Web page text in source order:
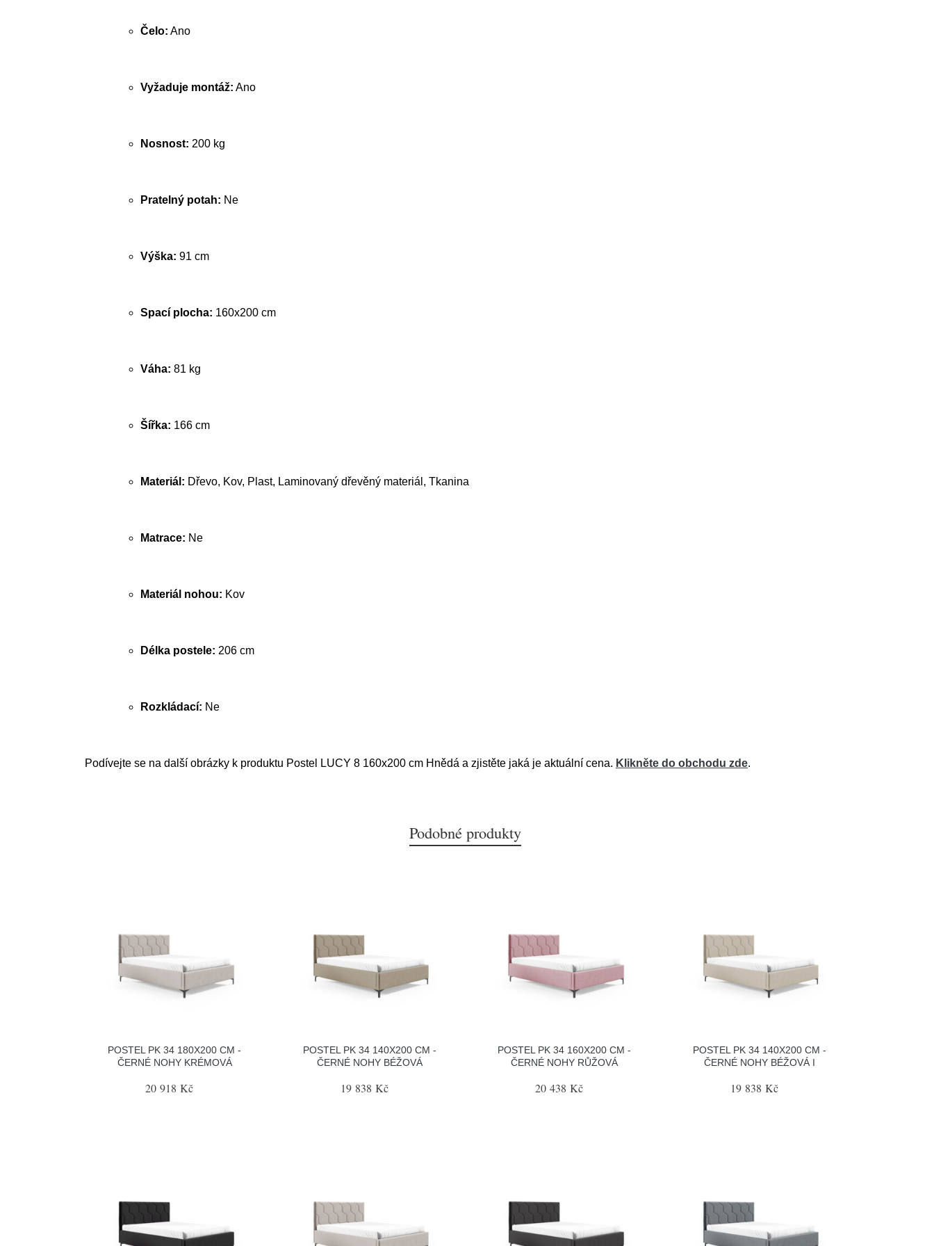
Čelo: Ano
Vyžaduje montáž: Ano
Nosnost: 200 kg
Pratelný potah: Ne
Výška: 91 cm
Spací plocha: 160x200 cm
Váha: 81 kg
Šířka: 166 cm
Materiál: Dřevo, Kov, Plast, Laminovaný dřevěný materiál, Tkanina
Matrace: Ne
Materiál nohou: Kov
Délka postele: 206 cm
Rozkládací: Ne
Podívejte se na další obrázky k produktu Postel LUCY 8 160x200 cm Hnědá a zjistěte jaká je aktuální cena. Klikněte do obchodu zde.
Podobné produkty
POSTEL PK 34 180X200 CM -
ČERNÉ NOHY KRÉMOVÁ
20 918 Kč
POSTEL PK 34 140X200 CM -
ČERNÉ NOHY BÉŽOVÁ
19 838 Kč
POSTEL PK 34 160X200 CM -
ČERNÉ NOHY RŮŽOVÁ
20 438 Kč
POSTEL PK 34 140X200 CM -
ČERNÉ NOHY BÉŽOVÁ I
19 838 Kč